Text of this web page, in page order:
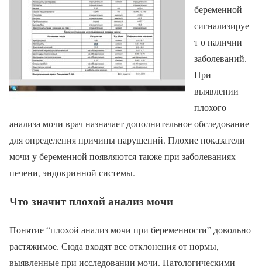
беременной
сигнализируе
т о наличии
заболеваний.
При
выявлении
плохого
анализа мочи врач назначает дополнительное обследование
для определения причины нарушений. Плохие показатели
мочи у беременной появляются также при заболеваниях
печени, эндокринной системы.
Что значит плохой анализ мочи
Понятие “плохой анализ мочи при беременности” довольно
растяжимое. Сюда входят все отклонения от нормы,
выявленные при исследовании мочи. Патологическими